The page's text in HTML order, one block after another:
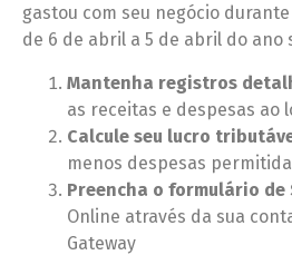
gastou com seu negócio
de 6 de abril a 5 de abril do ano
Mantenha registros
as receitas e despesas ao
Calcule seu lucro
menos despesas
Preencha o formulário de
Online através da sua
Gateway